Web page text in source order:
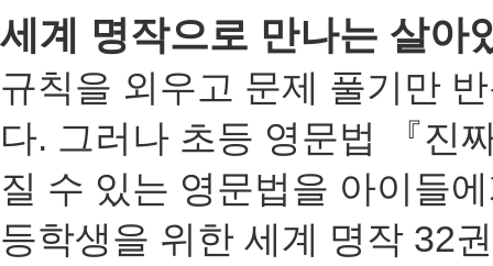
세계 명작으로 만나는 살아
규칙을 외우고 문제 풀기만
다. 그러나 초등 영문법 『진
질 수 있는 영문법을 아이들
등학생을 위한 세계 명작 32